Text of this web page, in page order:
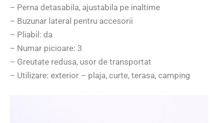
– Perna detasabila, ajustabila pe inaltime
– Buzunar lateral pentru accesorii
– Pliabil: da
– Numar picioare: 3
– Greutate redusa, usor de transportat
– Utilizare: exterior – plaja, curte, terasa, camping